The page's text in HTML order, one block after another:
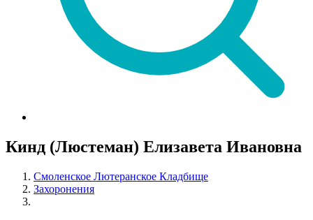
Кинд (Люстеман) Елизавета Ивановна
Смоленское Лютеранское Кладбище
Захоронения